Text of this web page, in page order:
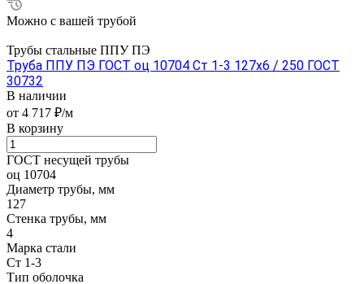
Можно с вашей трубой
Трубы стальные ППУ ПЭ
Труба ППУ ПЭ ГОСТ оц 10704 Ст 1-3 127x6 / 250 ГОСТ
30732
В наличии
от 4 717 ₽/м
В корзину
ГОСТ несущей трубы
оц 10704
Диаметр трубы, мм
127
Стенка трубы, мм
4
Марка стали
Ст 1-3
Тип оболочка